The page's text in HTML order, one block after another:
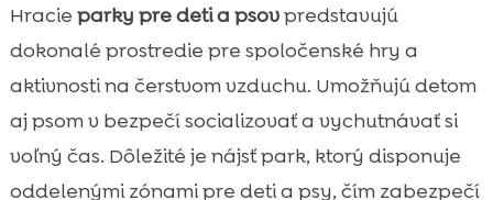
Hracie parky pre deti a psovpredstavujú
dokonalé prostredie pre spoločenské hry a
aktivnosti na čerstvom vzduchu. Umožňujú detom
aj psom v bezpečí socializovať a vychutnávať si
voľný čas. Dôležité je nájsť park, ktorý disponuje
oddelenými zónami pre deti a psy, čím zabezpečí